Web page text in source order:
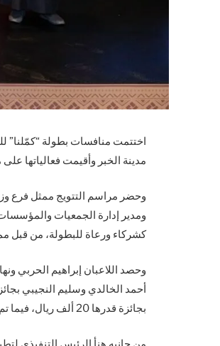
اختتمت منافسات بطولة “كمّلنا”
مدينة الخبر وأقيمت فعالياتها على مدى
وحضر مراسم التتويج ممثل فرع
ومدير إدارة الجمعيات والمؤسسات
كشركاء ورعاة للبطولة، من قبل
بجائزة قدرها 20 ألف ريال، فيما تم منح جوائز تحفيزية قدرها 5 آلاف ريال لأصحاب المراكز من الرابع إلى الثامن.